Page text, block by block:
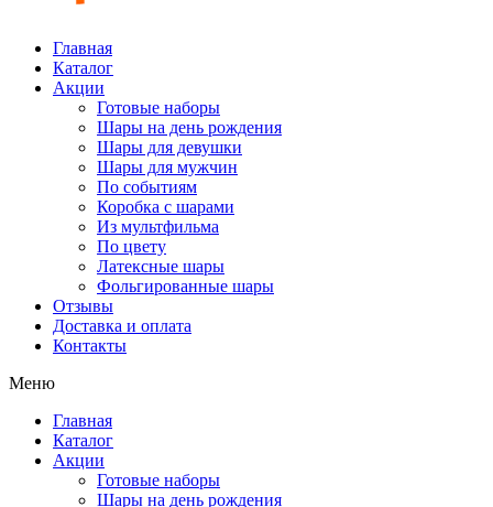
Главная
Каталог
Акции
Готовые наборы
Шары на день рождения
Шары для девушки
Шары для мужчин
По событиям
Коробка с шарами
Из мультфильма
По цвету
Латексные шары
Фольгированные шары
Отзывы
Доставка и оплата
Контакты
Меню
Главная
Каталог
Акции
Готовые наборы
Шары на день рождения